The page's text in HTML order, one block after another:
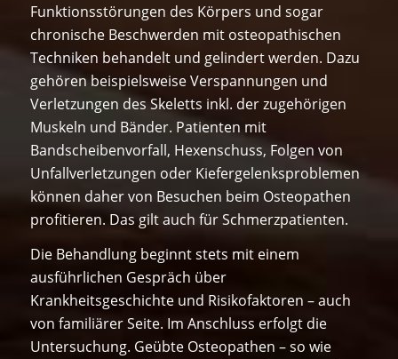
Funktionsstörungen des Körpers und sogar
chronische Beschwerden mit osteopathischen
Techniken behandelt und gelindert werden. Dazu
gehören beispielsweise Verspannungen und
Verletzungen des Skeletts inkl. der zugehörigen
Muskeln und Bänder. Patienten mit
Bandscheibenvorfall, Hexenschuss, Folgen von
Unfallverletzungen oder Kiefergelenksproblemen
können daher von Besuchen beim Osteopathen
profitieren. Das gilt auch für Schmerzpatienten.
Die Behandlung beginnt stets mit einem
ausführlichen Gespräch über
Krankheitsgeschichte und Risikofaktoren – auch
von familiärer Seite. Im Anschluss erfolgt die
Untersuchung. Geübte Osteopathen – so wie